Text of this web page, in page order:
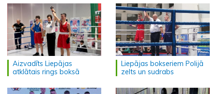
Aizvadīts Liepājas
atklātais rings boksā
Liepājas bokseriem Polijā
zelts un sudrabs